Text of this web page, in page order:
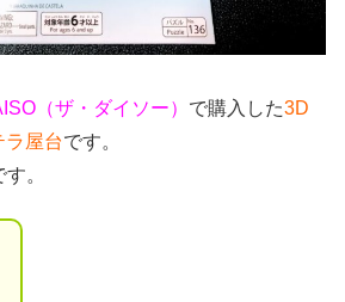
（ザ・ダイソー） で購入した3D
ラ屋台です。
す。